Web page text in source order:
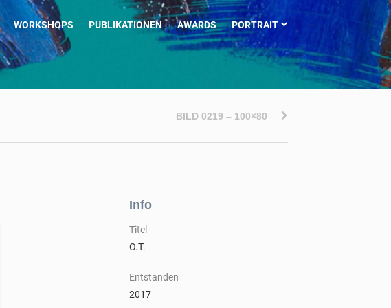
WORKSHOPS PUBLIKATIONEN AWARDS PORTRAIT
BILD 0219 – 100×80
Info
Titel
O.T.
Entstanden
2017